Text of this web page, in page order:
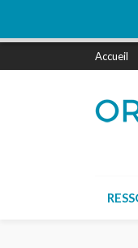
Accueil